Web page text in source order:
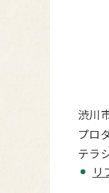
渋川
プロ
テラ
リ